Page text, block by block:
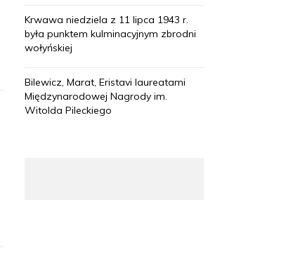
Krwawa niedziela z 11 lipca 1943 r.
była punktem kulminacyjnym zbrodni
wołyńskiej
Bilewicz, Marat, Eristavi laureatami
Międzynarodowej Nagrody im.
Witolda Pileckiego